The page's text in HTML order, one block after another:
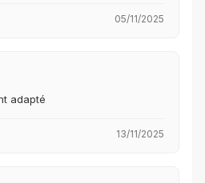
05/11/2025
adapté
13/11/2025